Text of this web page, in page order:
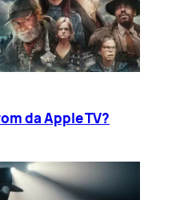
da Apple TV?